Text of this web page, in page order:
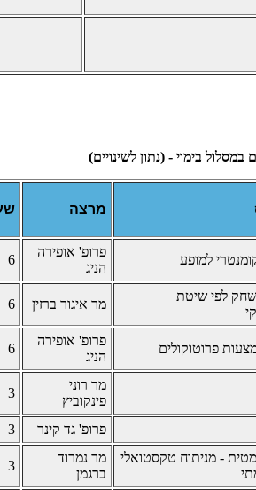
בימוי - (נתון לשינויים)
מרצה
למופע
פרופ' אופירה
הניג
6
לפי שיטת
מר איגור ברזין 6
פרוטוקולים
פרופ' אופירה
הניג
6
מר רוני
פינקוביץ
3
פרופ' גד קינר
3
- מניתוח טקסטואלי
מר נמרוד
ברגמן
3